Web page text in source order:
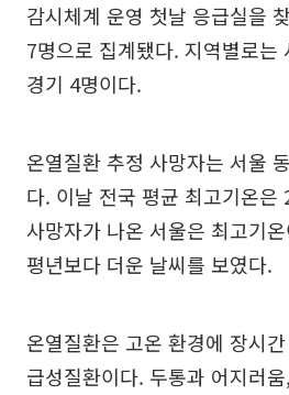
감시체계 운영 첫날 응급실을
7명으로 집계됐다. 지역별로는
경기 4명이다.
온열질환 추정 사망자는 서울
다. 이날 전국 평균 최고기온은
사망자가 나온 서울은 최고기
평년보다 더운 날씨를 보였다.
온열질환은 고온 환경에 장시
급성질환이다. 두통과 어지러